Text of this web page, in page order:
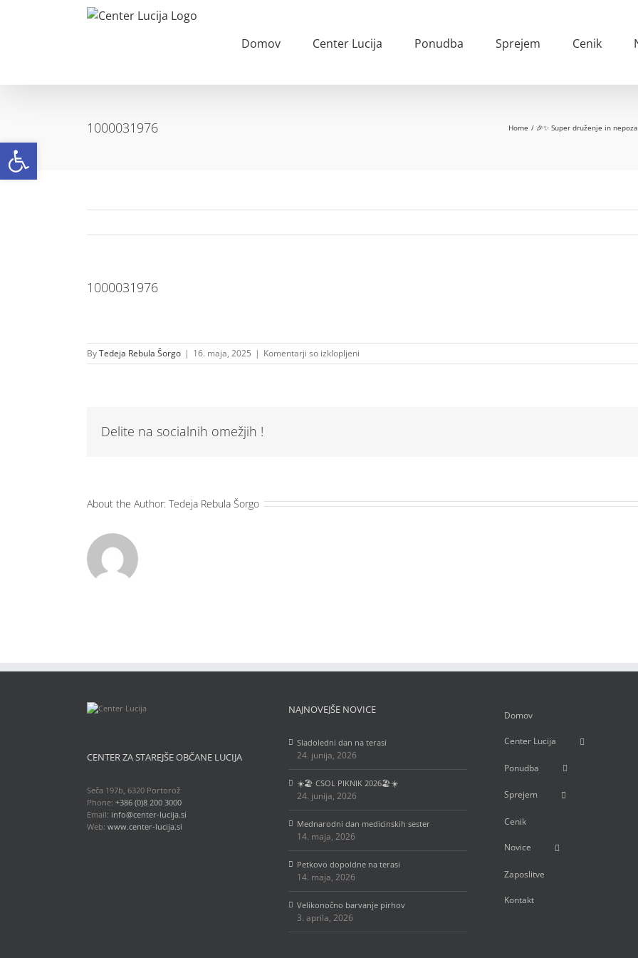
Open toolbar
Domov Center Lucija Ponudba Sprejem Cenik
1000031976 Home 🎉✨ Super druženje in
1000031976
ByTedeja Rebula Šorgo | 16. maja, 2025 | Komentarji so izklopljeni
1000031976
Delite na socialnih omežjih !
About the Author: Tedeja Rebula Šorgo
CENTER ZA STAREJŠE OBČANE LUCIJA
Seča 197b, 6320 Portorož
Phone: +386 (0)8 200 3000
Email: info@center-lucija.si
Web: www.center-lucija.si
NAJNOVEJŠE NOVICE
Sladoledni dan na terasi
24. junija, 2026
☀️🏖️ CSOL PIKNIK 2026🏖️☀️
24. junija, 2026
Mednarodni dan medicinskih sester
14. maja, 2026
Petkovo dopoldne na terasi
14. maja, 2026
Velikonočno barvanje pirhov
3. aprila, 2026
Domov
Center Lucija
Ponudba
Sprejem
Cenik
Novice
Zaposlitve
Kontakt